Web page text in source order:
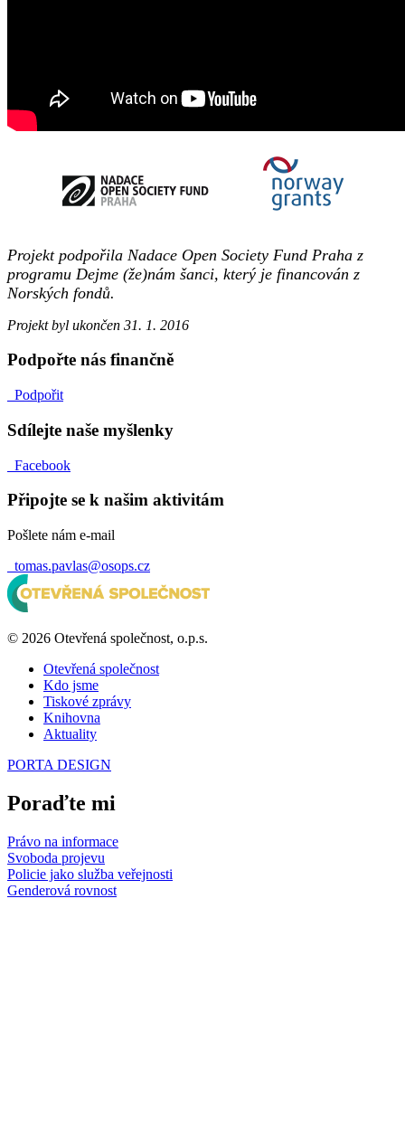
Projekt podpořila Nadace Open Society Fund Praha z
programu Dejme (že)nám šanci, který je financován z
Norských fondů.
Projekt byl ukončen 31. 1. 2016
Podpořte nás finančně
Podpořit
Sdílejte naše myšlenky
Facebook
Připojte se k našim aktivitám
Pošlete nám e-mail
tomas.pavlas@osops.cz
© 2026 Otevřená společnost, o.p.s.
Otevřená společnost
Kdo jsme
Tiskové zprávy
Knihovna
Aktuality
PORTA DESIGN
Poraďte mi
Právo na informace
Svoboda projevu
Policie jako služba veřejnosti
Genderová rovnost